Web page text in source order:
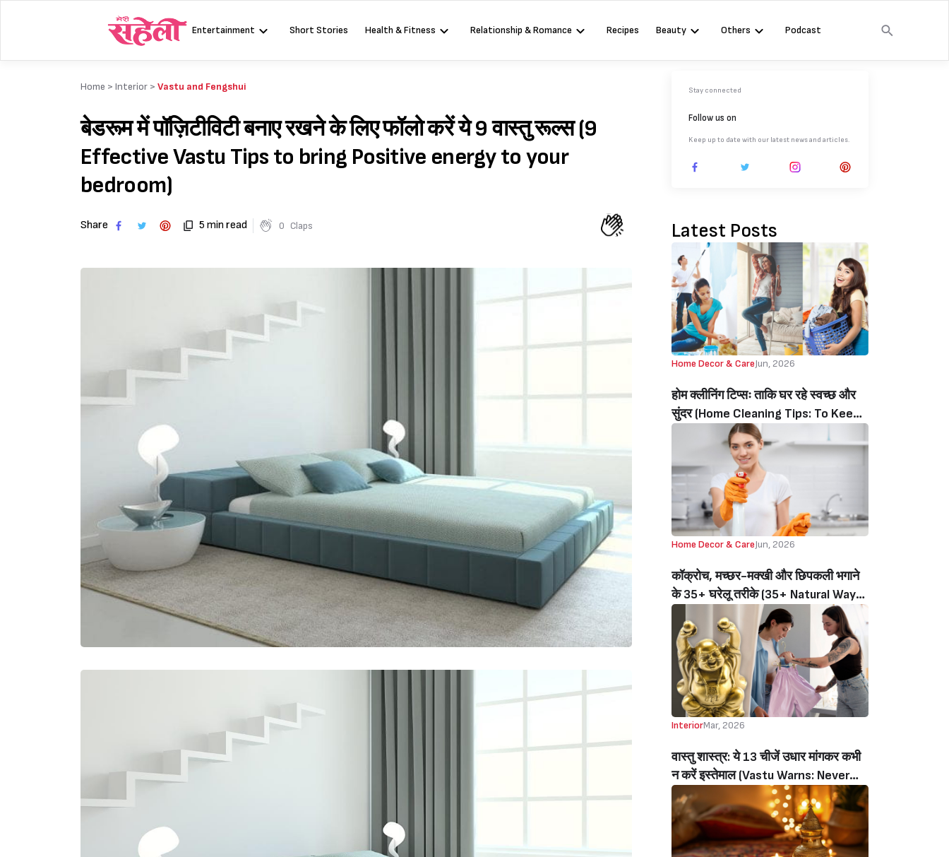
Entertainment Short Stories Health & Fitness Relationship & Romance Recipes Beauty Others Podcast
Home > Interior > Vastu and Fengshui
बेडरूम में पॉज़िटीविटी बनाए रखने के लिए फॉलो करें ये 9 वास्तु रूल्स (9
Effective Vastu Tips to bring Positive energy to your
bedroom)
Share 5 min read 0 Claps
Stay connected
Follow us on
Keep up to date with our latest news and articles.
Latest Posts
Home Decor & CareJun, 2026
होम क्लीनिंग टिप्सः ताकि घर रहे स्वच्छ और
सुंदर (Home Cleaning Tips: To Keep
Home Clean And Beautiful)
Home Decor & CareJun, 2026
कॉक्रोच, मच्छर-मक्खी और छिपकली भगाने
के 35+ घरेलू तरीके (35+ Natural Ways
To Get Rid Of Cockroaches,
Mosquitoes, Flies, And Lizards)
InteriorMar, 2026
वास्तु शास्त्र: ये 13 चीजें उधार मांगकर कभी
न करें इस्तेमाल (Vastu Warns: Never
Borrow These 13 Things,This Can
Block Luck, Money And Peace)